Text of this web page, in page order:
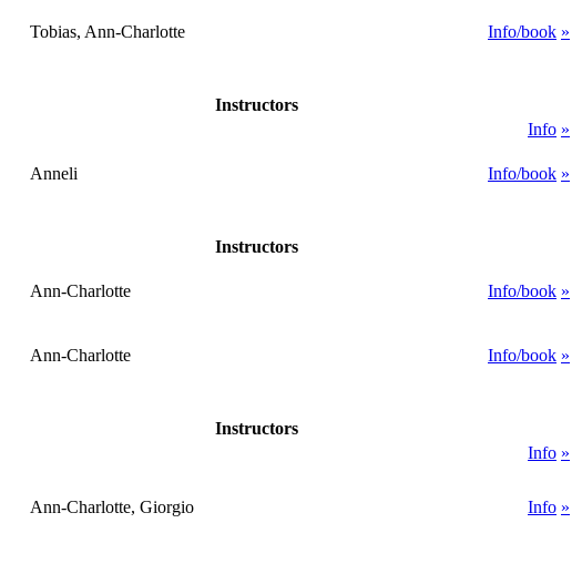
Tobias, Ann-Charlotte Info/book »
Instructors
Info »
Anneli Info/book »
Instructors
Ann-Charlotte Info/book »
Ann-Charlotte Info/book »
Instructors
Info »
Ann-Charlotte, Giorgio Info »